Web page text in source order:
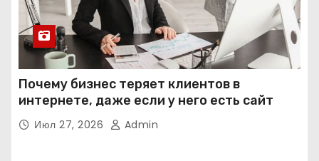
Почему бизнес теряет клиентов в
интернете, даже если у него есть сайт
Июл 27, 2026 Admin